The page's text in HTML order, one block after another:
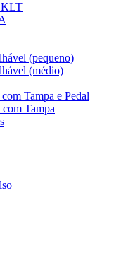
KLT
(pequeno)
(médio)
Tampa e Pedal
Tampa